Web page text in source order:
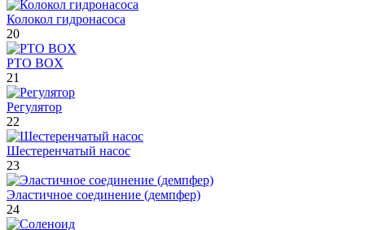
Колокол гидронасоса
20
PTO BOX
21
Регулятор
22
Шестеренчатый насос
23
Эластичное соединение (демпфер)
24